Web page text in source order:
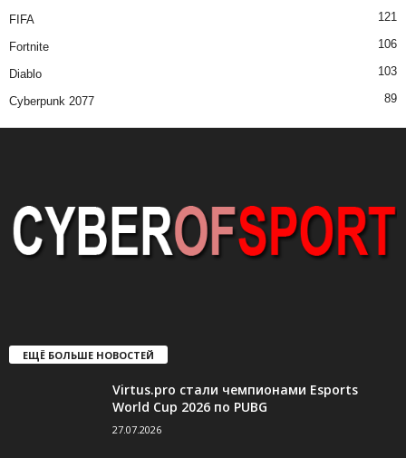
FIFA 121
Fortnite 106
Diablo 103
Cyberpunk 2077 89
ЕЩЁ БОЛЬШЕ НОВОСТЕЙ
Virtus.pro стали чемпионами Esports
World Cup 2026 по PUBG
27.07.2026